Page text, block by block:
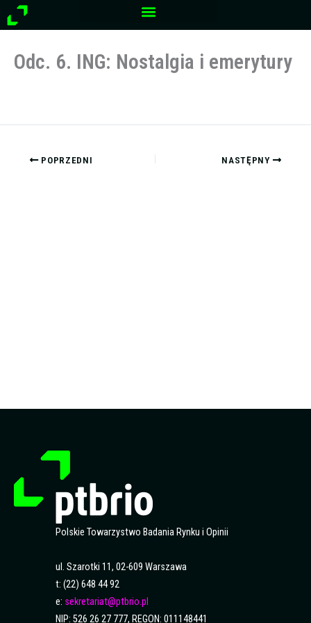
Przejdź
do
Odc. 6. ING: Nostalgia i emerytury
POPRZEDNI NASTĘPNY
Polskie Towarzystwo Badania Rynku i Opinii
ul. Szarotki 11, 02-609 Warszawa
t: (22) 648 44 92
e: sekretariat@ptbrio.pl
NIP: 526 26 27 777, REGON: 011148441